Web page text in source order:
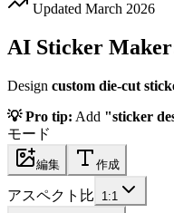
Updated March 2026
AI Sticker
Design custom die-cut
💡 Pro tip: Add "sticker
モード
編集 作成
アスペクト比 1:1